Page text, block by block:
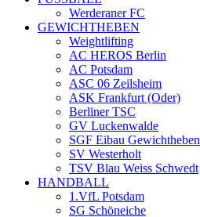
Werderaner FC
GEWICHTHEBEN
Weightlifting
AC HEROS Berlin
AC Potsdam
ASC 06 Zeilsheim
ASK Frankfurt (Oder)
Berliner TSC
GV Luckenwalde
SGF Eibau Gewichtheben
SV Westerholt
TSV Blau Weiss Schwedt
HANDBALL
1.VfL Potsdam
SG Schöneiche